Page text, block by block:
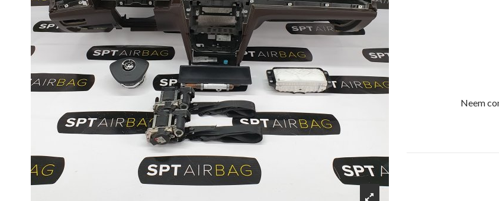
Neem